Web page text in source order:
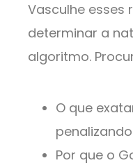
Vasculhe esses
determinar a
algoritmo.
O que
penalizando
Por que o